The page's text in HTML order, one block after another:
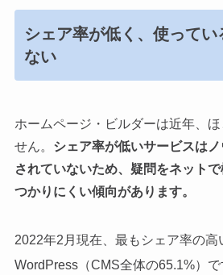
シェア率が低く、使って
ない
ホームページ・ビルダーは近年、
せん。 シェア率が低いサービスは
されていないため、疑問をネット
つかりにくい傾向があります。
2022年2月現在、最もシェア率の高
WordPress（CMS全体の65.1%）で